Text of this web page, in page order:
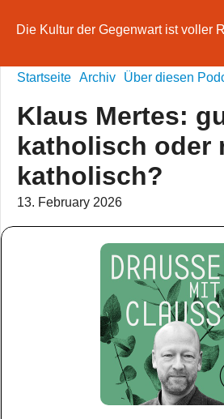
Die Kultur der Gegenwart ist voller
Startseite Archiv Über diesen
Klaus Mertes:
katholisch oder
katholisch?
13. February 2026